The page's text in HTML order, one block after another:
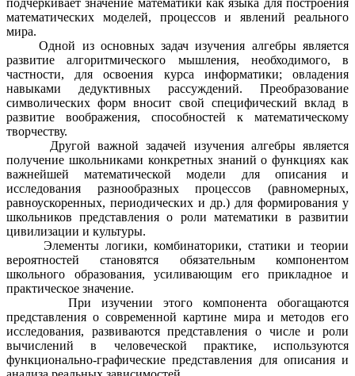
подчеркивает значение математики как языка для построения
математических моделей, процессов и явлений реального
мира.
Одной из основных задач изучения алгебры является
развитие алгоритмического мышления, необходимого, в
частности, для освоения курса информатики; овладения
навыками дедуктивных рассуждений. Преобразование
символических форм вносит свой специфический вклад в
развитие воображения, способностей к математическому
творчеству.
Другой важной задачей изучения алгебры является
получение школьниками конкретных знаний о функциях как
важнейшей математической модели для описания и
исследования разнообразных процессов (равномерных,
равноускоренных, периодических и др.) для формирования у
школьников представления о роли математики в развитии
цивилизации и культуры.
Элементы логики, комбинаторики, статики и теории
вероятностей становятся обязательным компонентом
школьного образования, усиливающим его прикладное и
практическое значение.
При изучении этого компонента обогащаются
представления о современной картине мира и методов его
исследования, развиваются представления о числе и роли
вычислений в человеческой практике, используются
функционально-графические представления для описания и